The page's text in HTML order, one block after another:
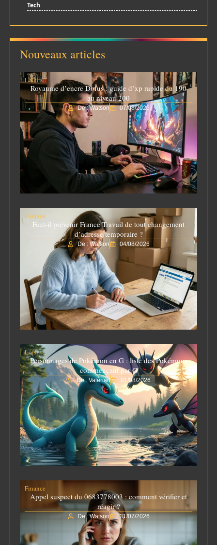
Tech
Nouveaux articles
Loisirs
Royaume d’encre Dofus : guide d’xp rapide du 190
au niveau 200
De : Watson 07/08/2026
Finance
Faut-il prévenir France Travail de tout changement
d’adresse temporaire ?
De : Watson 04/08/2026
Loisirs
Personnages de Pokémon en G : liste des Pokémons
commençant par G
De : Valérian 01/08/2026
Finance
Appel suspect du 0683778003 : comment vérifier et
réagir ?
De : Watson 31/07/2026